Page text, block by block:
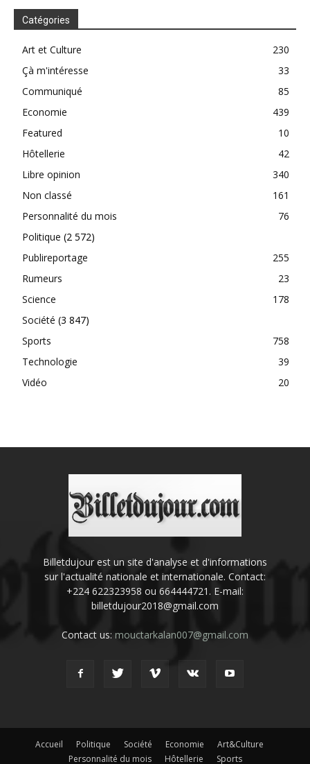
Catégories
Art et Culture
230
Çà m'intéresse
33
Communiqué
85
Economie
439
Featured
10
Hôtellerie
42
Libre opinion
340
Non classé
161
Personnalité du mois
76
Politique (2 572)
Publireportage
255
Rumeurs
23
Science
178
Société (3 847)
Sports
758
Technologie
39
Vidéo
20
Billetdujour est un site d'analyse et d'informations
sur l'actualité nationale et internationale. Contact:
+224 622323958 ou 664444721. E-mail:
billetdujour2018@gmail.com
Contact us: mouctarkalan007@gmail.com
Accueil Politique Société Economie
Art&Culture
Personnalité du mois
Hôtellerie Sports